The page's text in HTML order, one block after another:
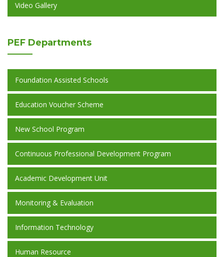
Video Gallery
PEF Departments
Foundation Assisted Schools
Education Voucher Scheme
New School Program
Continuous Professional Development Program
Academic Development Unit
Monitoring & Evaluation
Information Technology
Human Resource